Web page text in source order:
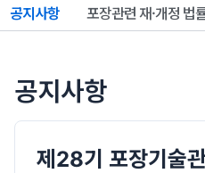
공지사항 포장관련 재·개정 법
공지사항
제28기 포장기술